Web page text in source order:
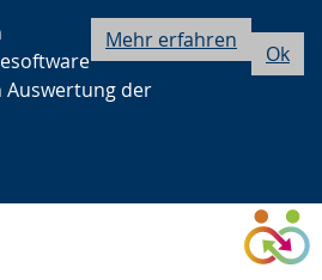
Hauptnavigation
Seitennavigation
Inhalt
Ok
Mehr erfahren
Auswertung der